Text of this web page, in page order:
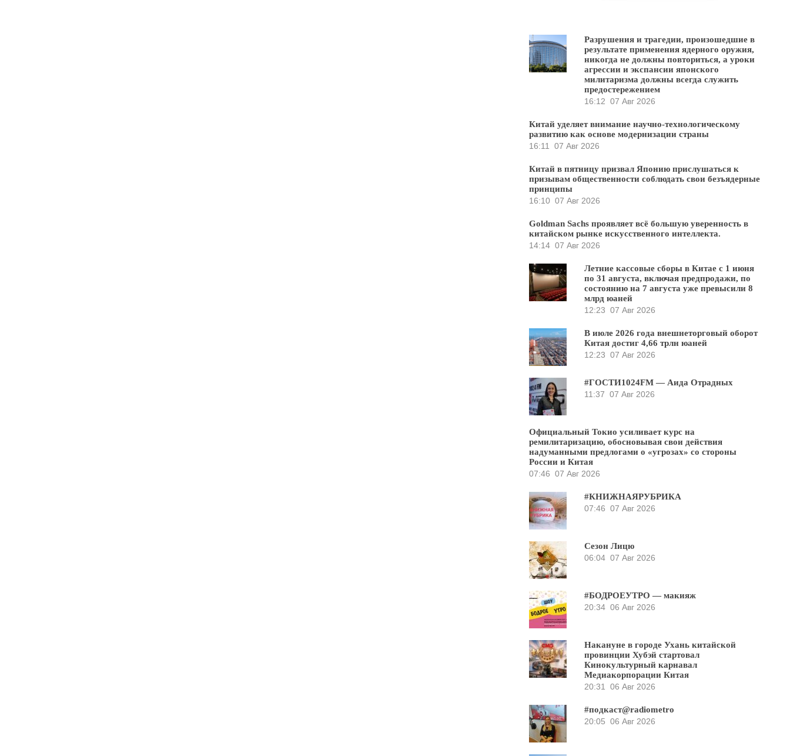
Разрушения и трагедии, произошедшие в
результате применения ядерного оружия,
никогда не должны повториться, а уроки
агрессии и экспансии японского
милитаризма должны всегда служить
предостережением
16:12 07 Авг 2026
Китай уделяет внимание научно-технологическому
развитию как основе модернизации страны
16:11
07 Авг 2026
Китай в пятницу призвал Японию прислушаться к
призывам общественности соблюдать свои безъядерные
принципы
16:10 07 Авг 2026
Goldman Sachs проявляет всё большую уверенность в
китайском рынке искусственного интеллекта.
14:14 07 Авг 2026
Летние кассовые сборы в Китае с 1 июня
по 31 августа, включая предпродажи, по
состоянию на 7 августа уже превысили 8
млрд юаней
12:23 07 Авг 2026
В июле 2026 года внешнеторговый оборот
Китая достиг 4,66 трлн юаней
12:23 07 Авг 2026
#ГОСТИ1024FM — Аида Отрадных
11:37 07 Авг 2026
Официальный Токио усиливает курс на
ремилитаризацию, обосновывая свои действия
надуманными предлогами о «угрозах» со стороны
России и Китая
07:46 07 Авг 2026
#КНИЖНАЯРУБРИКА
07:46 07 Авг 2026
Сезон Лицю
06:04 07 Авг 2026
#БОДРОЕУТРО — макияж
20:34 06 Авг 2026
Накануне в городе Ухань китайской
провинции Хубэй стартовал
Кинокультурный карнавал
Медиакорпорации Китая
20:31
06 Авг 2026
#подкаст@radiometro
20:05 06 Авг 2026